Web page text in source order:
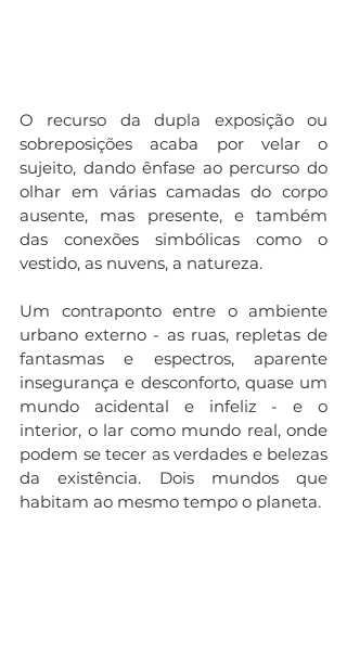
O recurso da dupla exposição ou
sobreposições acaba por velar o
sujeito, dando ênfase ao percurso do
olhar em várias camadas do corpo
ausente, mas presente, e também
das conexões simbólicas como o
vestido, as nuvens, a natureza.
Um contraponto entre o ambiente
urbano externo - as ruas, repletas de
fantasmas e espectros, aparente
insegurança e desconforto, quase um
mundo acidental e infeliz - e o
interior, o lar como mundo real, onde
podem se tecer as verdades e belezas
da existência. Dois mundos que
habitam ao mesmo tempo o planeta.